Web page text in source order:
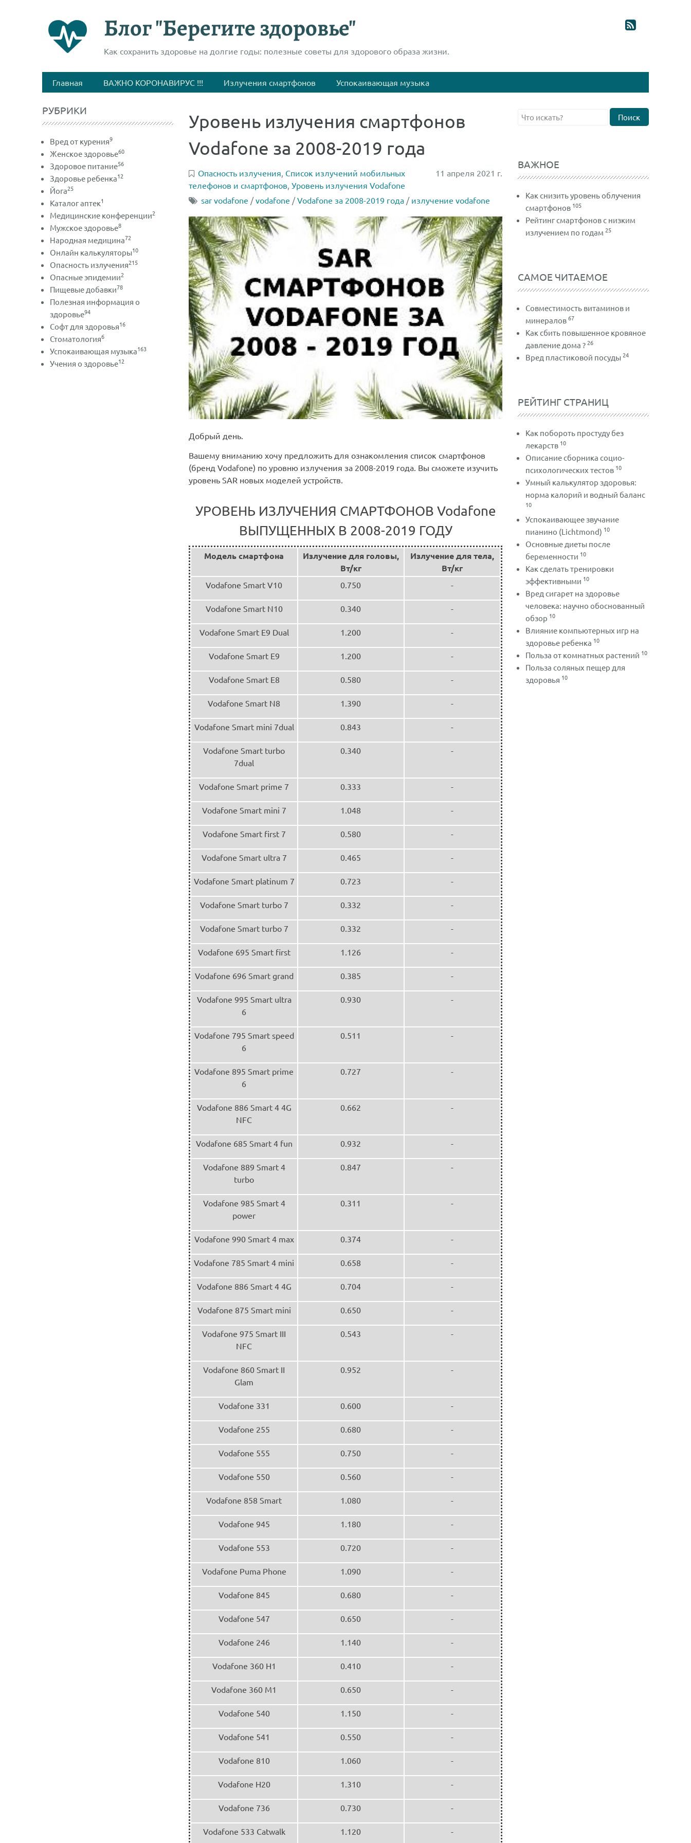
Блог "Берегите здоровье"
Как сохранить здоровье на долгие годы: полезные советы для здорового образа жизни.
Главная ВАЖНО КОРОНАВИРУС !!! Излучения смартфонов Успокаивающая музыка
РУБРИКИ
Вред от курения9
Женское здоровье60
Здоровое питание56
Здоровье ребенка12
Йога25
Каталог аптек1
Медицинские конференции2
Мужское здоровье8
Народная медицина72
Онлайн калькуляторы10
Опасность излучения215
Опасные эпидемии2
Пищевые добавки78
Полезная информация о
здоровье94
Софт для здоровья16
Стоматология6
Успокаивающая музыка163
Учения о здоровье12
Уровень излучения смартфонов
Vodafone за 2008-2019 года
11 апреля 2021 г.
Опасность излучения, Список излучений мобильных
телефонов и смартфонов, Уровень излучения Vodafone
sar vodafone /vodafone /Vodafone за 2008-2019 года/ излучение vodafone
Добрый день.
Вашему вниманию хочу предложить для ознакомления список смартфонов
(бренд Vodafone) по уровню излучения за 2008-2019 года. Вы сможете изучить
уровень SAR новых моделей устройств.
УРОВЕНЬ ИЗЛУЧЕНИЯ СМАРТФОНОВ Vodafone
ВЫПУЩЕННЫХ В 2008-2019 ГОДУ
Модель смартфона
Излучение для головы,
Вт/кг
Излучение для тела,
Вт/кг
Vodafone Smart V10 0.750 -
Vodafone Smart N10 0.340 -
Vodafone Smart E9 Dual 1.200 -
Vodafone Smart E9 1.200 -
Vodafone Smart E8 0.580 -
Vodafone Smart N8 1.390 -
Vodafone Smart mini 7dual 0.843 -
Vodafone Smart turbo
7dual
0.340 -
Vodafone Smart prime 7 0.333 -
Vodafone Smart mini 7 1.048 -
Vodafone Smart first 7 0.580 -
Vodafone Smart ultra 7 0.465 -
Vodafone Smart platinum 7 0.723 -
Vodafone Smart turbo 7 0.332 -
Vodafone Smart turbo 7 0.332 -
Vodafone 695 Smart first 1.126 -
Vodafone 696 Smart grand 0.385 -
Vodafone 995 Smart ultra
6
0.930 -
Vodafone 795 Smart speed
6
0.511 -
Vodafone 895 Smart prime
6
0.727 -
Vodafone 886 Smart 4 4G
NFC
0.662 -
Vodafone 685 Smart 4 fun 0.932 -
Vodafone 889 Smart 4
turbo
0.847 -
Vodafone 985 Smart 4
power
0.311 -
Vodafone 990 Smart 4 max 0.374 -
Vodafone 785 Smart 4 mini 0.658 -
Vodafone 886 Smart 4 4G 0.704 -
Vodafone 875 Smart mini 0.650 -
Vodafone 975 Smart III
NFC
0.543 -
Vodafone 860 Smart II
Glam
0.952 -
Vodafone 331 0.600 -
Vodafone 255 0.680 -
Vodafone 555 0.750 -
Vodafone 550 0.560 -
Vodafone 858 Smart 1.080 -
Vodafone 945 1.180 -
Vodafone 553 0.720 -
Vodafone Puma Phone 1.090 -
Vodafone 845 0.680 -
Vodafone 547 0.650 -
Vodafone 246 1.140 -
Vodafone 360 H1 0.410 -
Vodafone 360 M1 0.650 -
Vodafone 540 1.150 -
Vodafone 541 0.550 -
Vodafone 810 1.060 -
Vodafone H20 1.310 -
Vodafone 736 0.730 -
Vodafone 533 Catwalk 1.120 -
Поиск
ВАЖНОЕ
Как снизить уровень облучения
смартфонов 105
Рейтинг смартфонов с низким
излучением по годам 25
САМОЕ ЧИТАЕМОЕ
Совместимость витаминов и
минералов 67
Как сбить повышенное кровяное
давление дома ? 26
Вред пластиковой посуды 24
РЕЙТИНГ СТРАНИЦ
Как побороть простуду без
лекарств 10
Описание сборника социо-
психологических тестов 10
Умный калькулятор здоровья:
норма калорий и водный баланс
10
Успокаивающее звучание
пианино (Lichtmond) 10
Основные диеты после
беременности 10
Как сделать тренировки
эффективными 10
Вред сигарет на здоровье
человека: научно обоснованный
обзор 10
Влияние компьютерных игр на
здоровье ребенка 10
Польза от комнатных растений 10
Польза соляных пещер для
здоровья 10